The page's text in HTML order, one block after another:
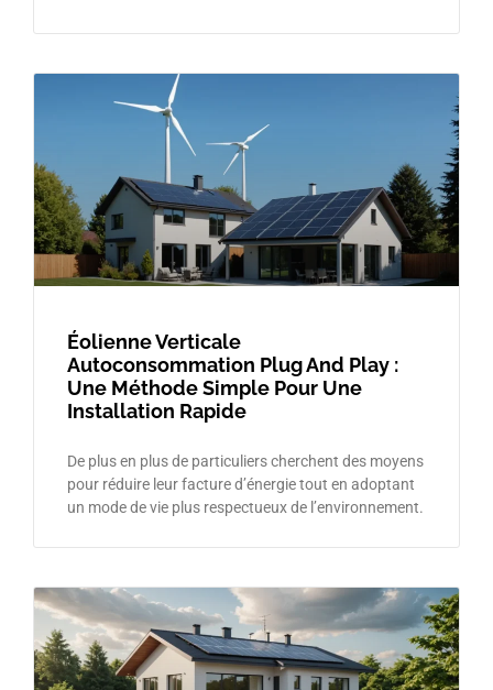
Éolienne Verticale
Autoconsommation Plug And Play :
Une Méthode Simple Pour Une
Installation Rapide
De plus en plus de particuliers cherchent des moyens
pour réduire leur facture d’énergie tout en adoptant
un mode de vie plus respectueux de l’environnement.